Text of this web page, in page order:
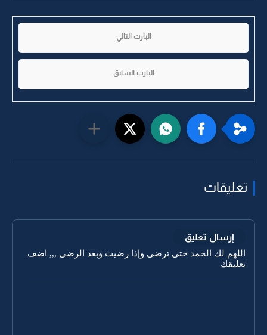
البارت التالي
البارت السابق
تعليقات
إرسال تعليق
اللهم لك الحمد حتى ترضى وإذا رضيت وبعد الرضى ,,, اضف
تعليقك